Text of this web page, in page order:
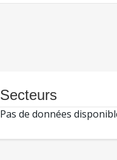
Secteurs
Pas de données